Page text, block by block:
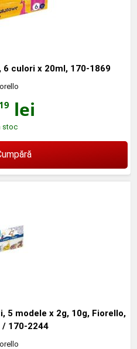
culori x 20ml, 170-1869
lei
stoc
modele x 2g, 10g, Fiorello,
/ 170-2244